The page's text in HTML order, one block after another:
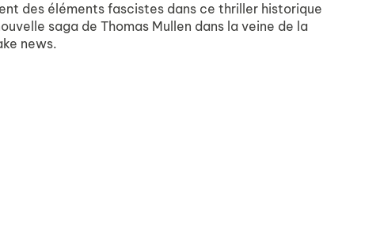
des éléments fascistes dans ce thriller historique
saga de Thomas Mullen dans la veine de la
news.